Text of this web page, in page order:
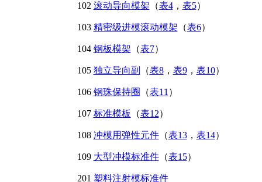
102 滚动导向模架 （表4， 表5）
103 精密级进模滚动模架 （表6）
104 钢板模架 （表7）
105 独立导向副 （表8， 表9， 表10）
106 钢珠保持圈 （表11 ）
107 标准模板 （表12）
108 冲模用弹性元件（表13， 表14）
109 大型冲模标准件（表15）
201 塑料注射模标准件